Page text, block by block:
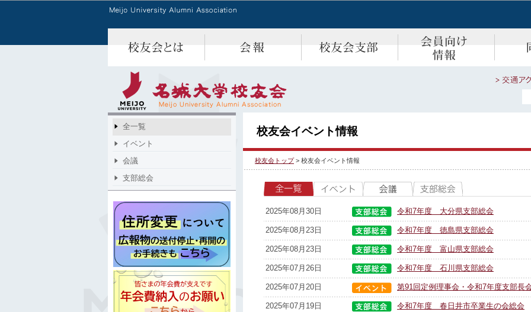
校友会イベント情報
校友会トップ> 校友会イベント情報
2025年08月30日 令和7年度 大分県支部総会
2025年08月23日 令和7年度 徳島県支部総会
2025年08月23日 令和7年度 富山県支部総会
2025年07月26日 令和7年度 石川県支部総会
2025年07月20日 第91回定例理事会・令和7年度支部長
2025年07月19日 令和7年度 春日井市卒業生の会総会
全一覧
イベント
会議
支部総会